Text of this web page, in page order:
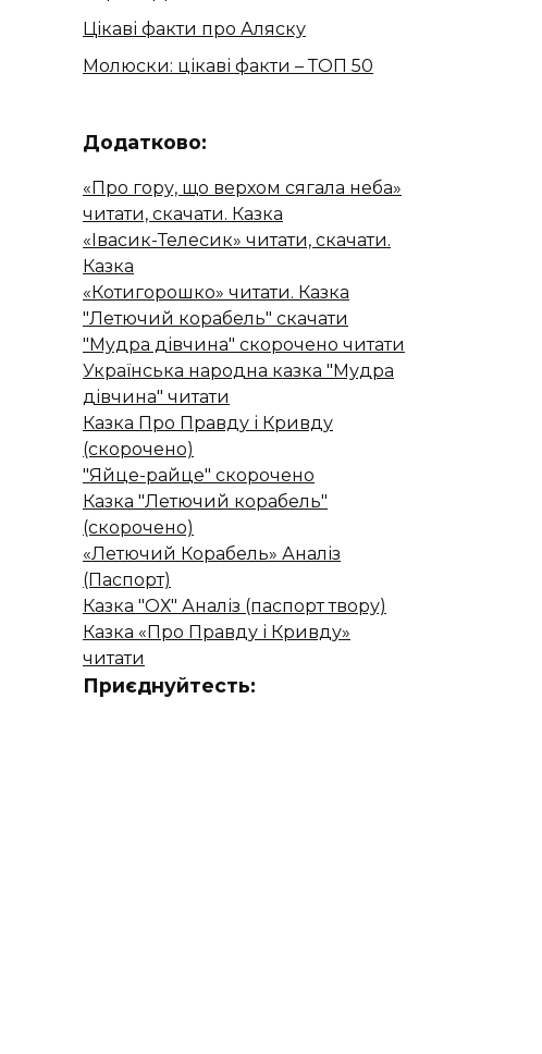
Цікаві факти про Аляску
Молюски: цікаві факти – ТОП 50
Додатково:
«Про гору, що верхом сягала неба»
читати, скачати. Казка
«Івасик-Телесик» читати, скачати.
Казка
«Котигорошко» читати. Казка
"Летючий корабель" скачати
"Мудра дівчина" скорочено читати
Українська народна казка "Мудра
дівчина" читати
Казка Про Правду і Кривду
(скорочено)
"Яйце-райце" скорочено
Казка "Летючий корабель"
(скорочено)
«Летючий Корабель» Аналіз
(Паспорт)
Казка "ОХ" Аналіз (паспорт твору)
Казка «Про Правду і Кривду»
читати
Приєднуйтесть: